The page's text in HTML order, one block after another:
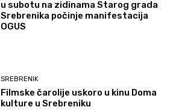
u subotu na zidinama Starog grada
Srebrenika počinje manifestacija
OGUS
SREBRENIK
Filmske čarolije uskoro u kinu Doma
kulture u Srebreniku